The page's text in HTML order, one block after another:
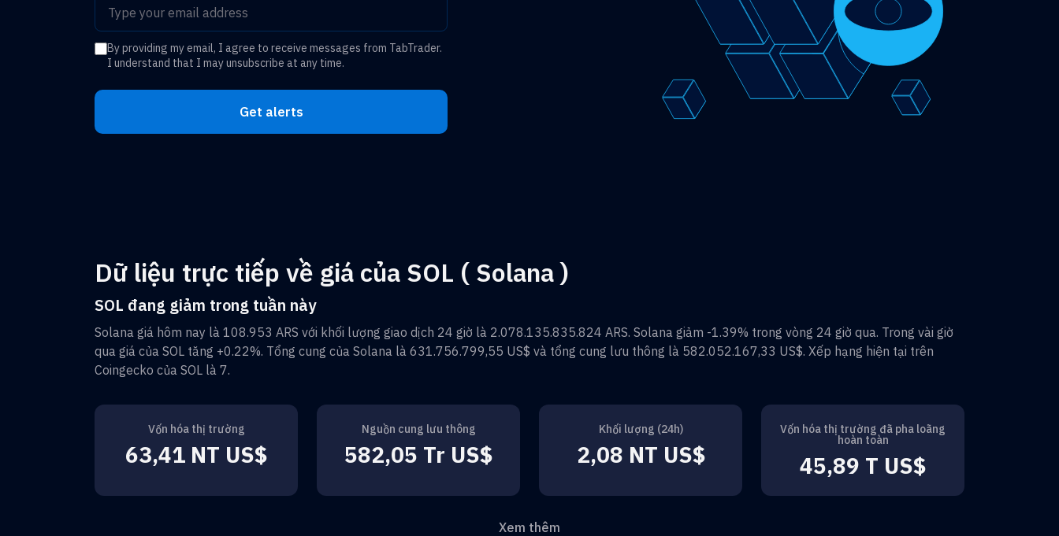
By providing my email, I agree to receive messages from TabTrader.
I understand that I may unsubscribe at any time.
Get alerts
Dữ liệu trực tiếp về giá của SOL ( Solana )
SOL đang giảm trong tuần này
Solana giá hôm nay là 108.953 ARS với khối lượng giao dịch 24 giờ là 2.078.135.835.824 ARS. Solana giảm -1.39% trong vòng 24 giờ qua. Trong vài giờ
qua giá của SOL tăng +0.22%. Tổng cung của Solana là 631.756.799,55 US$ và tổng cung lưu thông là 582.052.167,33 US$. Xếp hạng hiện tại trên
Coingecko của SOL là 7.
Vốn hóa thị trường
63,41 NT US$
Nguồn cung lưu thông
582,05 Tr US$
Khối lượng (24h)
2,08 NT US$
Vốn hóa thị trường đã pha loãng
hoàn toàn
45,89 T US$
Xem thêm